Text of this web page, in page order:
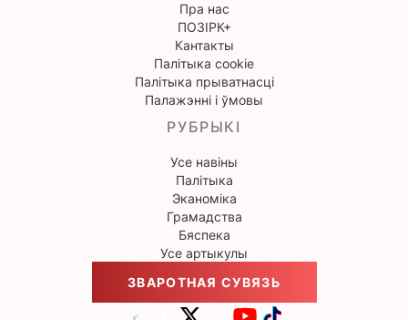
Пра нас
ПОЗІРК+
Кантакты
Палітыка cookie
Палітыка прыватнасці
Палажэнні і ўмовы
РУБРЫКІ
Усе навіны
Палітыка
Эканоміка
Грамадства
Бяспека
Усе артыкулы
ЗВАРОТНАЯ СУВЯЗЬ